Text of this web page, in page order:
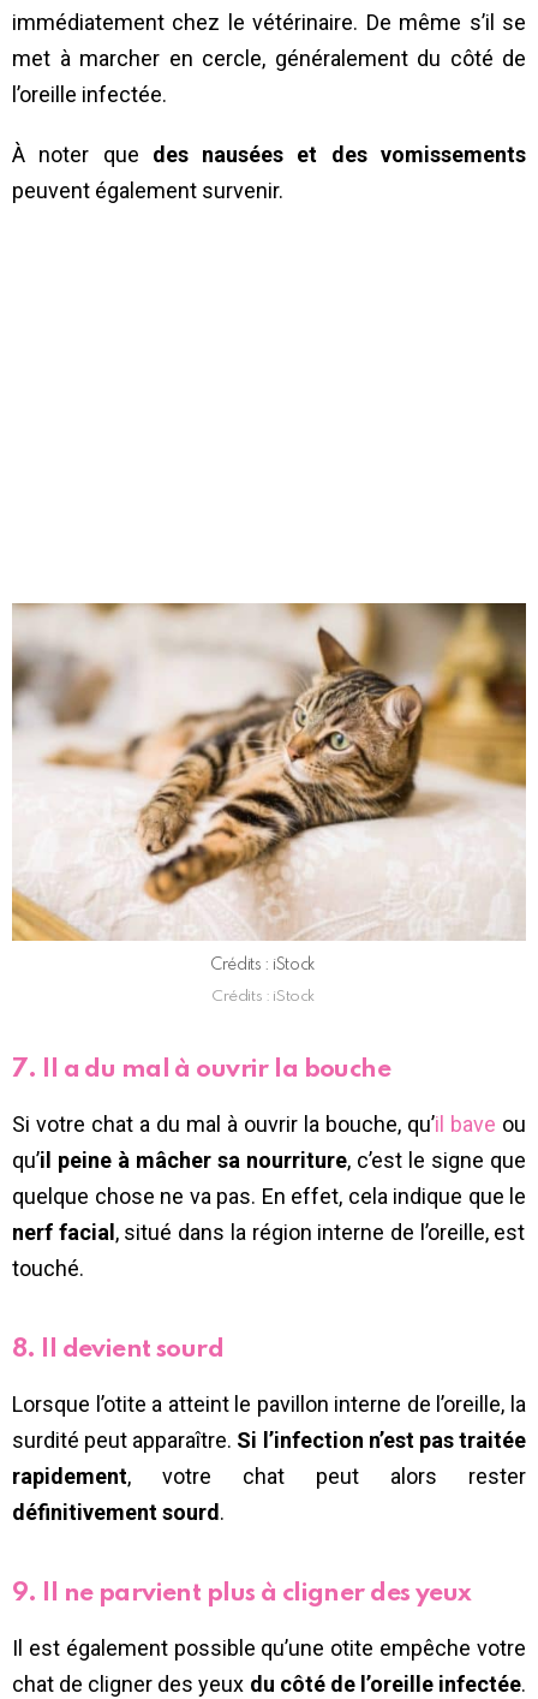
immédiatement chez le vétérinaire. De même s’il se
met à marcher en cercle, généralement du côté de
l’oreille infectée.
À noter que des nausées et des vomissements
peuvent également survenir.
Crédits : iStock
Crédits : iStock
7. Il a du mal à ouvrir la bouche
Si votre chat a du mal à ouvrir la bouche, qu’il bave ou
qu’il peine à mâcher sa nourriture, c’est le signe que
quelque chose ne va pas. En effet, cela indique que le
nerf facial, situé dans la région interne de l’oreille, est
touché.
8. Il devient sourd
Lorsque l’otite a atteint le pavillon interne de l’oreille, la
surdité peut apparaître. Si l’infection n’est pas traitée
rapidement, votre chat peut alors rester
définitivement sourd.
9. Il ne parvient plus à cligner des yeux
Il est également possible qu’une otite empêche votre
chat de cligner des yeux du côté de l’oreille infectée.